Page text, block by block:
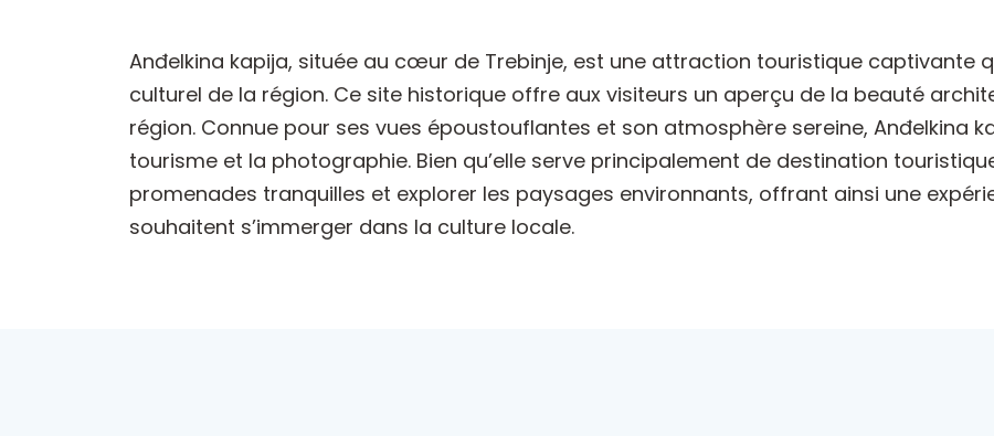
Anđelkina kapija, située au cœur de Trebinje, est une attraction touristique captivante
culturel de la région. Ce site historique offre aux visiteurs un aperçu de la beauté
région. Connue pour ses vues époustouflantes et son atmosphère sereine, Anđelkina
tourisme et la photographie. Bien qu’elle serve principalement de destination
promenades tranquilles et explorer les paysages environnants, offrant ainsi une
souhaitent s’immerger dans la culture locale.